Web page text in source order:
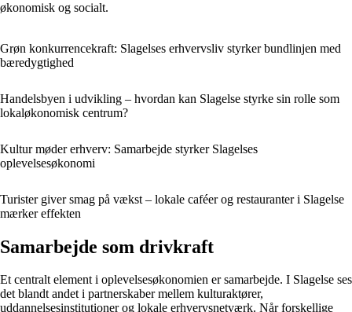
økonomisk og socialt.
Grøn konkurrencekraft: Slagelses erhvervsliv styrker bundlinjen med
bæredygtighed
Handelsbyen i udvikling – hvordan kan Slagelse styrke sin rolle som
lokaløkonomisk centrum?
Kultur møder erhverv: Samarbejde styrker Slagelses
oplevelsesøkonomi
Turister giver smag på vækst – lokale caféer og restauranter i Slagelse
mærker effekten
Samarbejde som drivkraft
Et centralt element i oplevelsesøkonomien er samarbejde. I Slagelse ses
det blandt andet i partnerskaber mellem kulturaktører,
uddannelsesinstitutioner og lokale erhvervsnetværk. Når forskellige